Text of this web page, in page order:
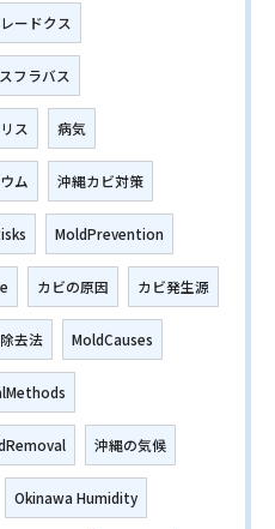
ードクス
フラバス
ス 病気
ム 沖縄カビ対策
MoldPrevention
カビの原因 カビ発生源
去法 MoldCauses
沖縄の気候
Okinawa Humidity